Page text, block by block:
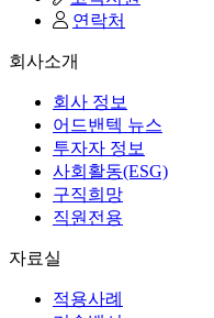
연락처
회사소개
회사 정보
어드밴텍 뉴스
투자자 정보
사회활동(ESG)
구직희망
직원전용
자료실
적용사례